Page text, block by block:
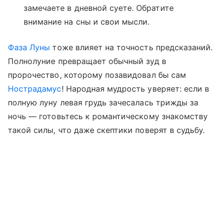
замечаете в дневной суете. Обратите
внимание на сны и свои мысли.
Фаза Луны тоже влияет на точность предсказаний.
Полнолуние превращает обычный зуд в
пророчество, которому позавидовал бы сам
Нострадамус! Народная мудрость уверяет: если в
полную луну левая грудь зачесалась трижды за
ночь — готовьтесь к романтическому знакомству
такой силы, что даже скептики поверят в судьбу.